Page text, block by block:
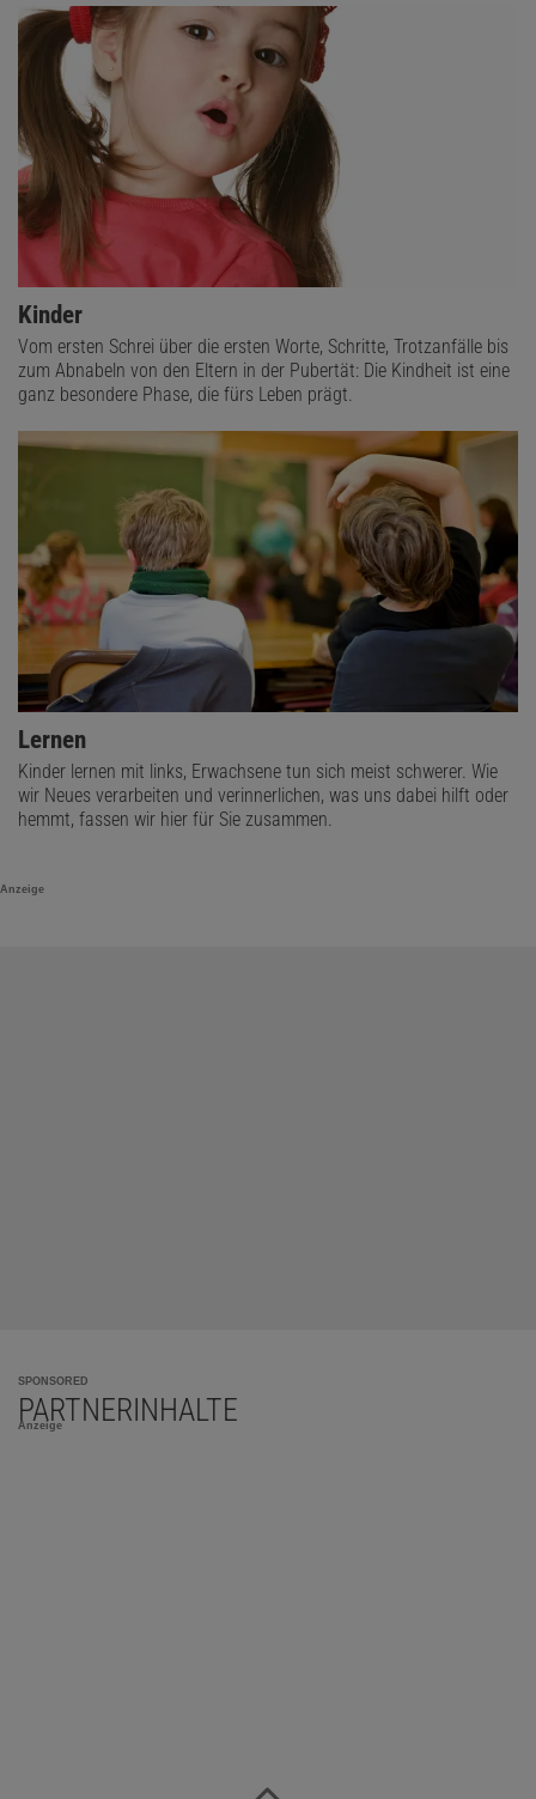
Kinder
Vom ersten Schrei über die ersten Worte, Schritte, Trotzanfälle bis
zum Abnabeln von den Eltern in der Pubertät: Die Kindheit ist eine
ganz besondere Phase, die fürs Leben prägt.
Lernen
Kinder lernen mit links, Erwachsene tun sich meist schwerer. Wie
wir Neues verarbeiten und verinnerlichen, was uns dabei hilft oder
hemmt, fassen wir hier für Sie zusammen.
Anzeige
SPONSORED
PARTNERINHALTE
Anzeige